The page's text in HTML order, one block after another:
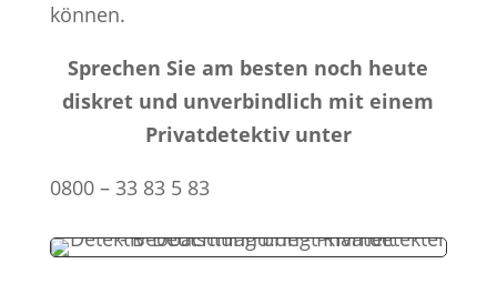
können.
Sprechen Sie am besten noch heute
diskret und unverbindlich mit einem
Privatdetektiv unter
0800 – 33 83 5 83